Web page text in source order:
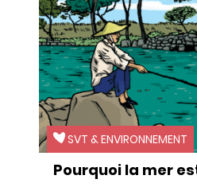
SVT & ENVIRONNEMENT
Pourquoi la mer